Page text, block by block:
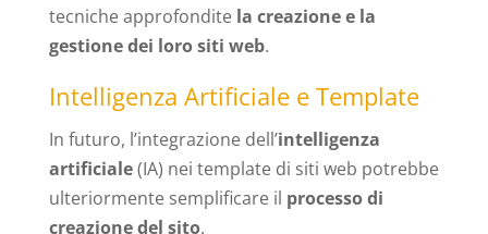
tecniche approfondite la creazione e la
gestione dei loro siti web.
Intelligenza Artificiale e Template
In futuro, l’integrazione dell’intelligenza
artificiale(IA) nei template di siti web potrebbe
ulteriormente semplificare il processo di
creazione del sito.